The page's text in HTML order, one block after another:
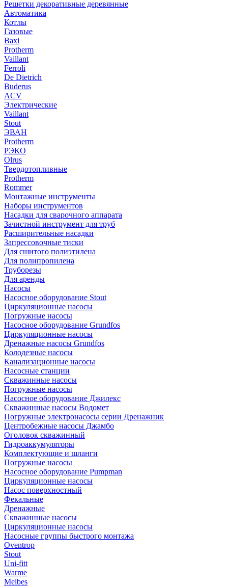
Решетки декоративные деревянные
Автоматика
Котлы
Газовые
Baxi
Protherm
Vaillant
Ferroli
De Dietrich
Buderus
ACV
Электрические
Vaillant
Stout
ЭВАН
Protherm
РЭКО
Olrus
Твердотопливные
Protherm
Rommer
Монтажные инструменты
Наборы инструментов
Насадки для сварочного аппарата
Зачистной инструмент для труб
Расширительные насадки
Запрессовочные тиски
Для сшитого полиэтилена
Для полипропилена
Труборезы
Для аренды
Насосы
Насосное оборудование Stout
Циркуляционные насосы
Погружные насосы
Насосное оборудование Grundfos
Циркуляционные насосы
Дренажные насосы Grundfos
Колодезные насосы
Канализационные насосы
Насосные станции
Скважинные насосы
Погружные насосы
Насосное оборудование Джилекс
Скважинные насосы Водомет
Погружные электронасосы серии Дренажник
Центробежные насосы Джамбо
Оголовок скважинный
Гидроаккумуляторы
Комплектующие и шланги
Погружные насосы
Насосное оборудование Pumpman
Циркуляционные насосы
Насос поверхностный
Фекальные
Дренажные
Скважинные насосы
Циркуляционные насосы
Насосные группы быстрого монтажа
Oventrop
Stout
Uni-fitt
Warme
Meibes